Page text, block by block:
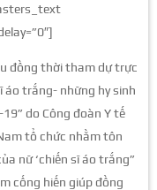
đồng thời tham dự trực
áo trắng- những hy sinh
do Công đoàn Y tế
tổ chức nhằm tôn
nữ ‘chiến sĩ áo trắng”
cống hiến giúp đồng